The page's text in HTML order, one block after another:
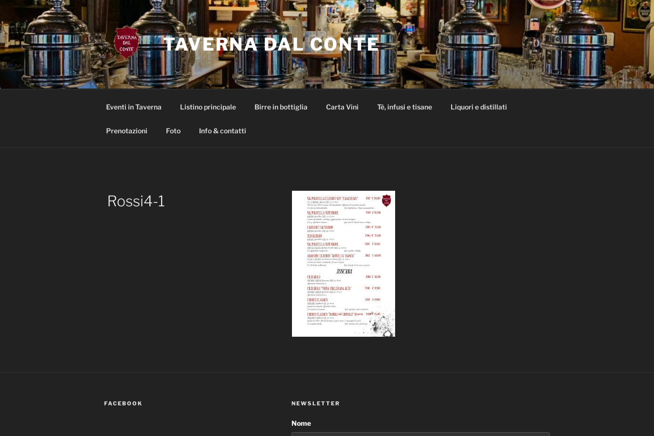
contenuto
TAVERNA DAL CONTE
Eventi in Taverna Listino principale Birre in bottiglia Carta Vini Tè, infusi e tisane Liquori e distillati
Prenotazioni Foto Info & contatti
Rossi4-1
FACEBOOK NEWSLETTER
Nome